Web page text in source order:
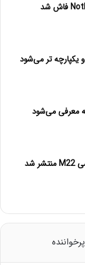
پرخواننده